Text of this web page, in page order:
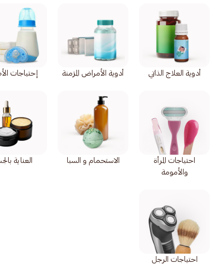
أدوية العلاج الذاتي أدوية الأمراض المزمنة إحتياجات
احتياجات المرأة
والأمومة
الاستحمام و السبا العناية
احتياجات الرجل